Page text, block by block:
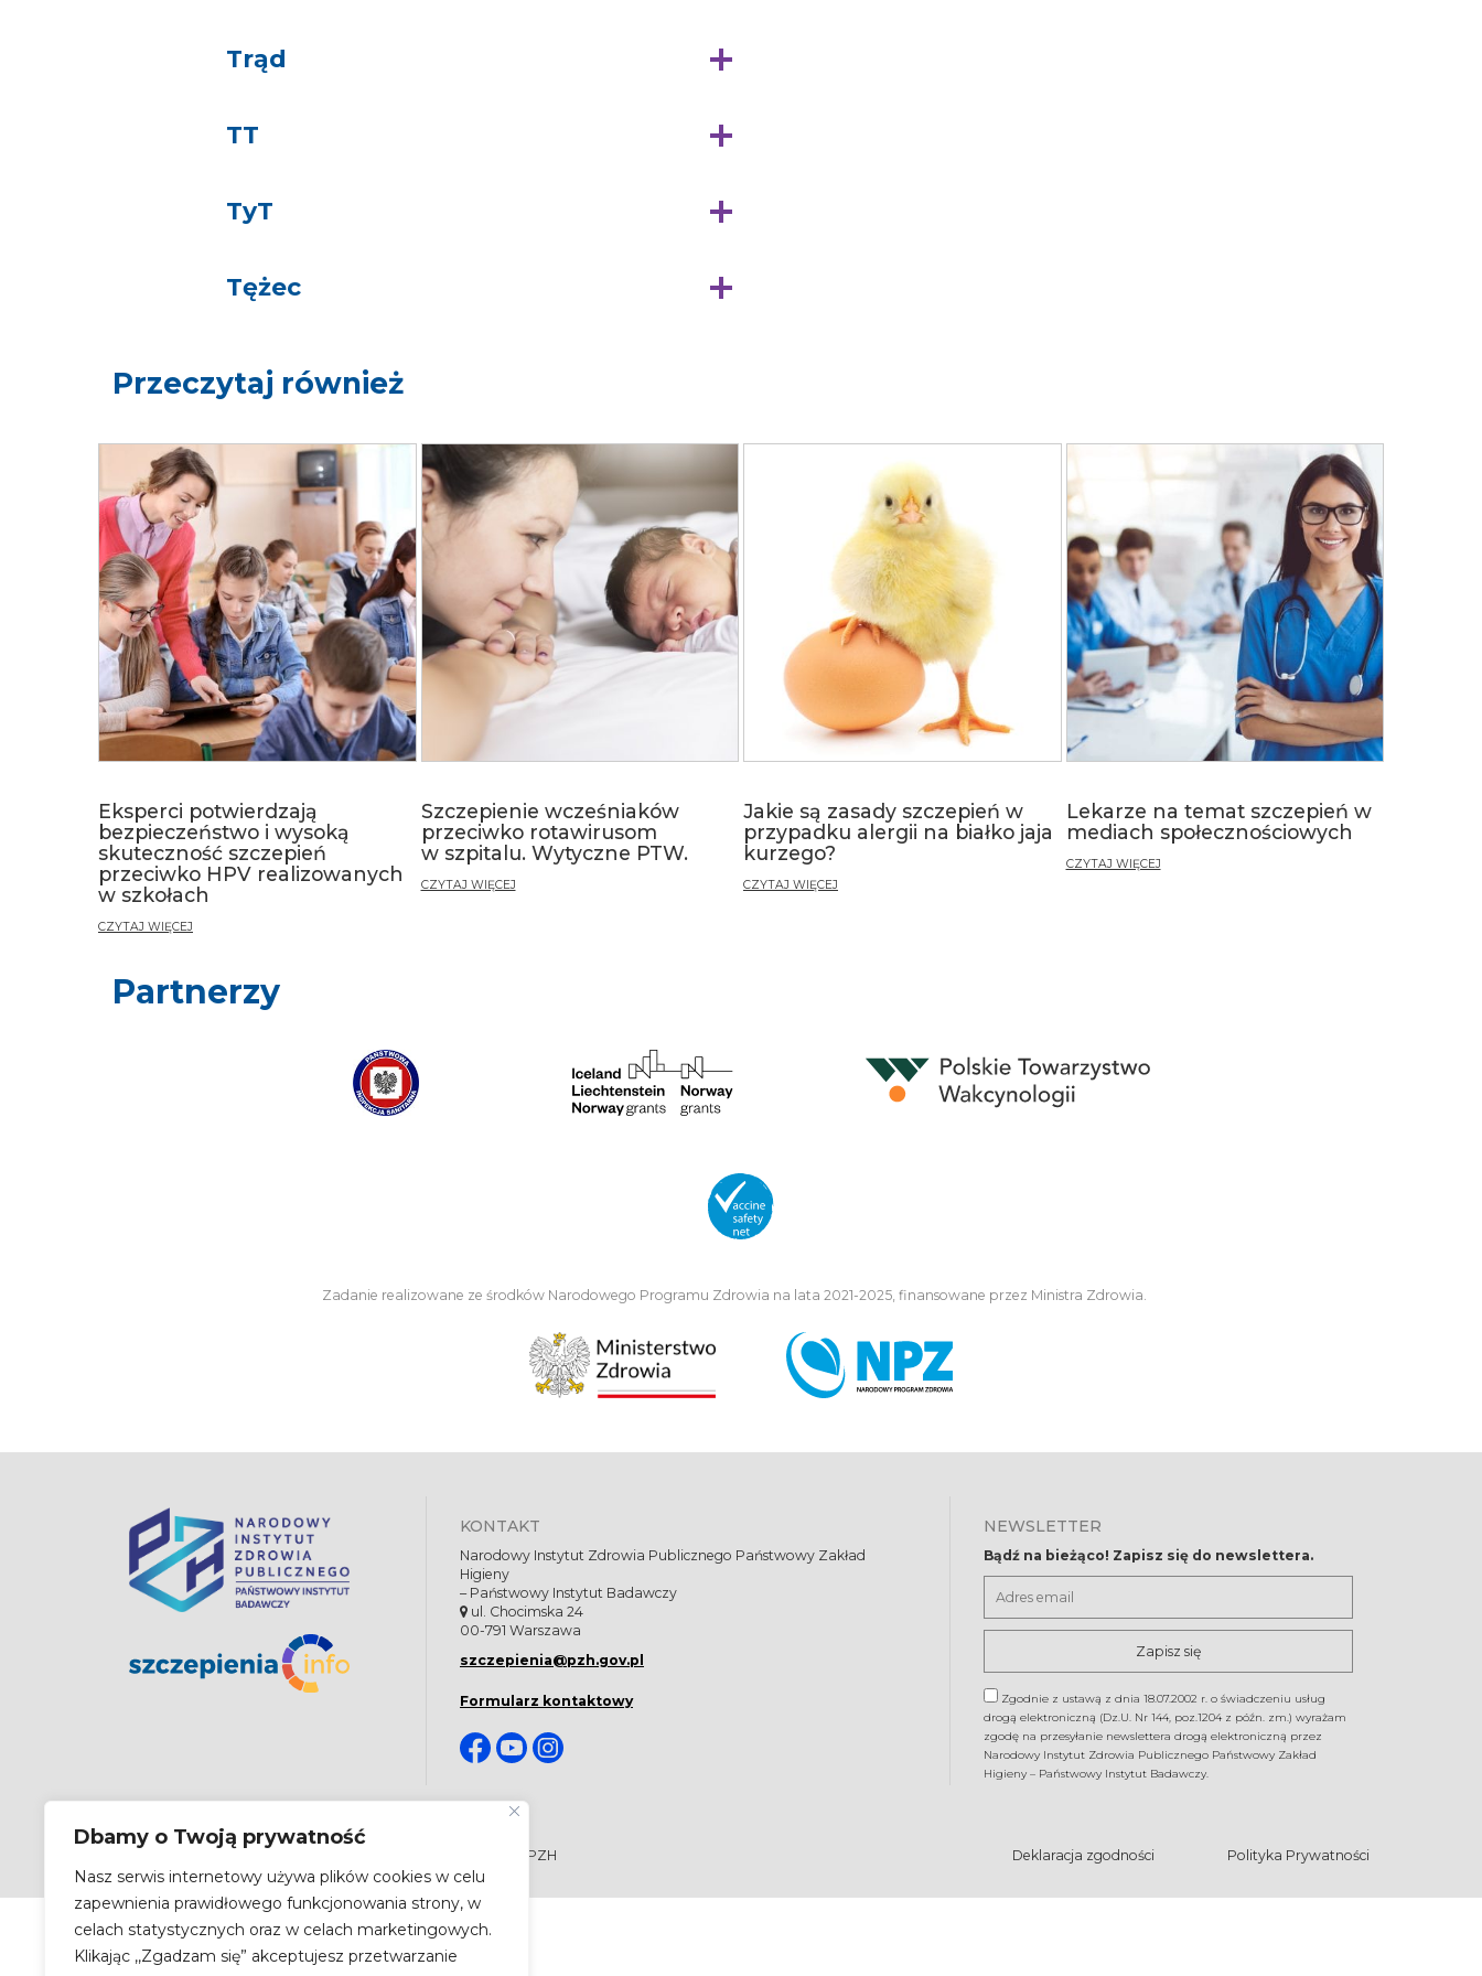
Dbamy o Twoją prywatność
Nasz serwis internetowy używa plików cookies w celu
zapewnienia prawidłowego funkcjonowania strony, w
celach statystycznych oraz w celach marketingowych.
Klikając ,,Zgadzam się” akceptujesz przetwarzanie
Trąd
TT
TyT
Tężec
Przeczytaj również
Eksperci potwierdzają
bezpieczeństwo i wysoką
skuteczność szczepień
przeciwko HPV realizowanych
w szkołach
CZYTAJ WIĘCEJ
Szczepienie wcześniaków
przeciwko rotawirusom
w szpitalu. Wytyczne PTW.
CZYTAJ WIĘCEJ
Jakie są zasady szczepień w
przypadku alergii na białko jaja
kurzego?
CZYTAJ WIĘCEJ
Lekarze na temat szczepień w
mediach społecznościowych
CZYTAJ WIĘCEJ
Partnerzy
Zadanie realizowane ze środków Narodowego Programu Zdrowia na lata 2021-2025, finansowane przez Ministra Zdrowia.
KONTAKT
Narodowy Instytut Zdrowia Publicznego Państwowy Zakład
Higieny
– Państwowy Instytut Badawczy
ul. Chocimska 24
00-791 Warszawa
szczepienia@pzh.gov.pl
Formularz kontaktowy
NEWSLETTER
Bądź na bieżąco! Zapisz się do newslettera.
email
Zgodnie z ustawą z dnia 18.07.2002 r. o świadczeniu usług
drogą elektroniczną (Dz.U. Nr 144, poz.1204 z późn. zm.) wyrażam
zgodę na przesyłanie newslettera drogą elektroniczną przez
Narodowy Instytut Zdrowia Publicznego Państwowy Zakład
Higieny – Państwowy Instytut Badawczy.
Narodowy Instytut Zdrowia Publicznego - PZH Deklaracja zgodności Polityka Prywatności